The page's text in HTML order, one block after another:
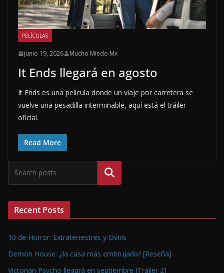
PELÍCULAS
junio 19, 2026 Mucho Miedo Mx
It Ends llegará en agosto
It Ends es una película donde un viaje por carretera se
vuelve una pesadilla interminable, aquí está el tráiler
oficial.
Read More
Buscar
Recent Posts
10 de Horror: Extraterrestres y Ovnis
Demon House: ¿la casa más embrujada? [Reseña]
Victorian Psycho llegará en septiembre [Tráiler 2]